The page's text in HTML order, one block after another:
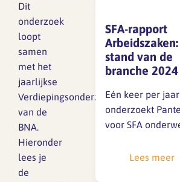
Boekentips
Podcasttips
Dit
onderzoek
loopt
samen
met het
jaarlijkse
Verdiepingsonderzoek
van de
BNA.
Hieronder
lees je
de
van de BNA.
onderzoek is
door
Panteia. Aan de
zijn stellingen
voorgelegd over
SFA-rapport
stand van de
branche 2024
Eén keer per jaar
onderzoekt
voor SFA
van Lees meer